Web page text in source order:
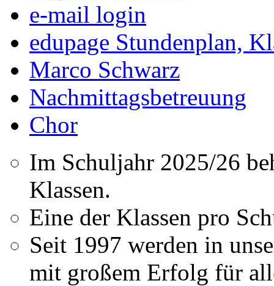
e-mail login
edupage Stundenplan,
Marco Schwarz
Nachmittagsbetreuung
Chor
Im Schuljahr 2025/26
Klassen.
Eine der Klassen pro
Seit 1997 werden in
mit großem Erfolg für